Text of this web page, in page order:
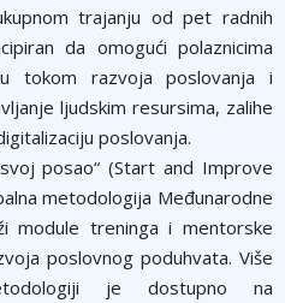
trajanju od pet radnih
da omogući polaznicima
tokom razvoja poslovanja i
ljudskim resursima, zalihe
poslovanja.
posao“ (Start and Improve
metodologija Međunarodne
module treninga i mentorske
poslovnog poduhvata. Više
je dostupno na